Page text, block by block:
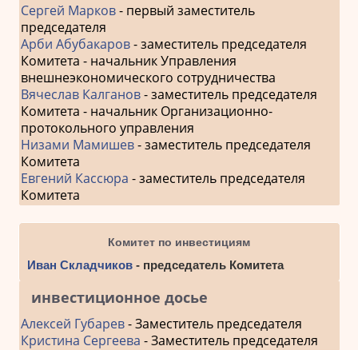
Сергей Марков- первый заместитель
председателя
Арби Абубакаров- заместитель председателя
Комитета - начальник Управления
внешнеэкономического сотрудничества
Вячеслав Калганов- заместитель председателя
Комитета - начальник Организационно-
протокольного управления
Низами Мамишев- заместитель председателя
Комитета
Евгений Кассюра - заместитель председателя
Комитета
Комитет по инвестициям
Иван Складчиков- председатель Комитета
инвестиционное досье
Алексей Губарев- Заместитель председателя
Кристина Сергеева - Заместитель председателя